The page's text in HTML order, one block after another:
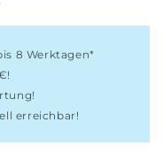
8 Werktagen*
erreichbar!